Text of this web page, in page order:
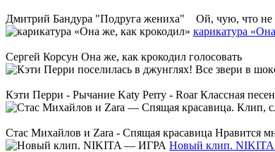
Дмитрий Бандура "Подруга жениха" Ой, чую, что не
карикатура
Сергей Корсун Она же, как крокодил голосовать
Кэти Перри - Рычание Katy Perry - Roar Классная
Стас Михайлов и Zara - Спящая красавица Нравится
Новый клип.